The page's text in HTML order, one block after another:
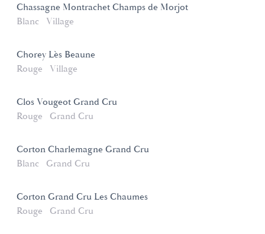
Chassagne Montrachet Champs de Morjot
Blanc
Village
Chorey Lès Beaune
Rouge
Village
Clos Vougeot Grand Cru
Rouge
Grand Cru
Corton Charlemagne Grand Cru
Blanc
Grand Cru
Corton Grand Cru Les Chaumes
Rouge
Grand Cru